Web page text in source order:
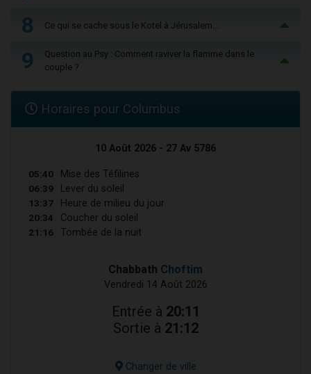
8 Ce qui se cache sous le Kotel à Jérusalem...
9
Question au Psy : Comment raviver la flamme dans le
couple ?
Horaires pour Columbus
10 Août 2026 - 27 Av 5786
05:40 Mise des Téfilines
06:39 Lever du soleil
13:37 Heure de milieu du jour
20:34 Coucher du soleil
21:16 Tombée de la nuit
Chabbath Choftim
Vendredi 14 Août 2026
Entrée à 20:11
Sortie à 21:12
Changer de ville